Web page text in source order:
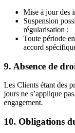
Mise à jour des
Suspension
régularisation ;
Toute période
accord
9. Absence de
Les Clients étant des
jours ne s’applique
engagement.
10. Obligations